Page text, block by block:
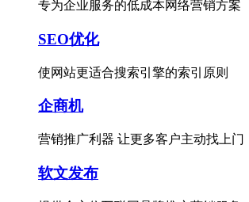
专为企业服务的低成本网络营销方案
SEO优化
使网站更适合搜索引擎的索引原则
企商机
营销推广利器 让更多客户主动找上门
软文发布